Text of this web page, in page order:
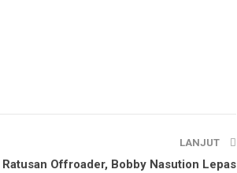
LANJUT
Offroader, Bobby Nasution Lepas